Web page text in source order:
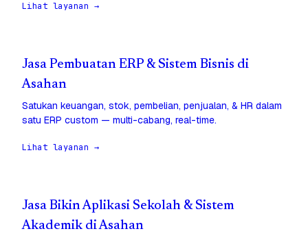
Lihat layanan →
Jasa Pembuatan ERP & Sistem Bisnis di
Asahan
Satukan keuangan, stok, pembelian, penjualan, & HR dalam
satu ERP custom — multi-cabang, real-time.
Lihat layanan →
Jasa Bikin Aplikasi Sekolah & Sistem
Akademik di Asahan